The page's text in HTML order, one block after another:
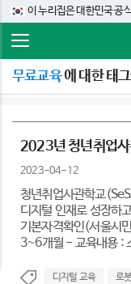
이 누리집은 대한민국 공
무료교육에 대한 태
2023년 청년취업
2023-04-12
청년취업사관학교
디지털 인재로 성장하
기본자격확인(서울시
3~6개월 - 교육내용 :
디지털 교육 로